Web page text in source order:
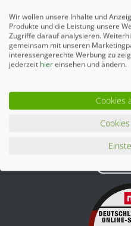
Wir wollen unsere Inhalte und
Produkte und die Leistung unsere
Zugriffe darauf analysieren.
gemeinsam mit unseren
interessengerechte Werbung zu
jederzeit hiereinsehen und ändern.
Cookies